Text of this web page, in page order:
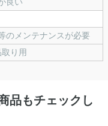
のメンテナンスが必要
り用
品もチェックし